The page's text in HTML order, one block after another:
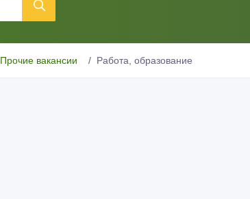
Прочие вакансии Работа, образование